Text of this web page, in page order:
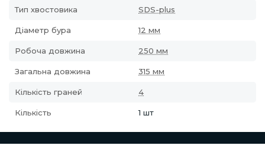
Тип хвостовика SDS-plus
Діаметр бура 12 мм
Робоча довжина 250 мм
Загальна довжина 315 мм
Кількість граней 4
Кількість 1 шт